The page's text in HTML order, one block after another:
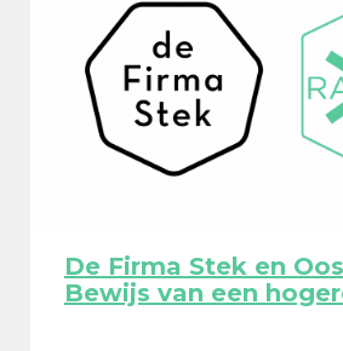
De Firma Stek en
Bewijs van een